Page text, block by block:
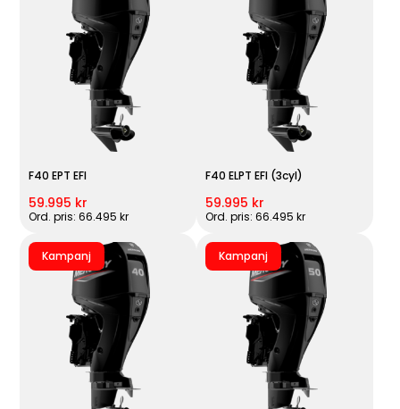
F40 EPT EFI
59.995 kr
Ord. pris: 66.495 kr
F40 ELPT EFI (3cyl)
59.995 kr
Ord. pris: 66.495 kr
Kampanj Kampanj